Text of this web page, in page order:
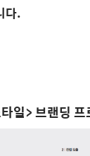
다.
일> 브랜딩 프